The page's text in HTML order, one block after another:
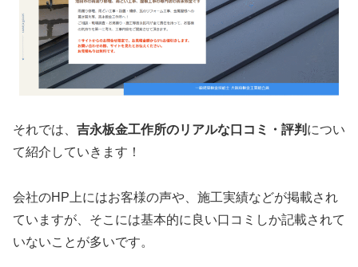
それでは、 吉永板金工作所のリアルな口コミ・評判 につい
て紹介していきます！
会社のHP上にはお客様の声や、施工実績などが掲載され
ていますが、そこには基本的に良い口コミしか記載されて
いないことが多いです。